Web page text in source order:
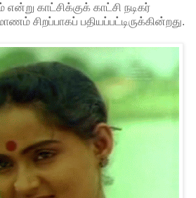
என்று காட்சிக்குக் காட்சி நடிகர்
சிறப்பாகப் பதியப்பட்டிருக்கின்றது.